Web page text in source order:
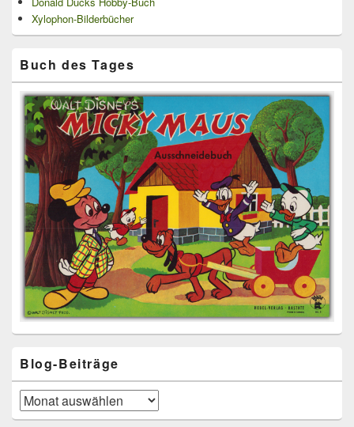
Xylophon-Bilderbücher
Buch des Tages
Blog-Beiträge
Blog-
Beiträge